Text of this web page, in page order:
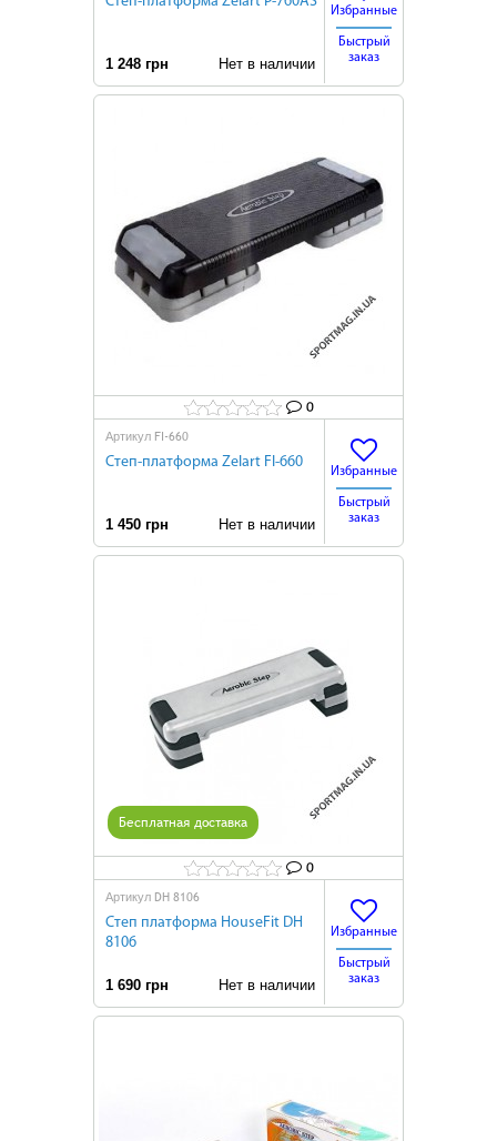
1 248 грн Нет в наличии
Избранные
Быстрый
заказ
0
Артикул FI-660
Степ-платформа Zelart FI-660
1 450 грн Нет в наличии
Избранные
Быстрый
заказ
0
Бесплатная доставка
Артикул DH 8106
Степ платформа HouseFit DH
8106
1 690 грн Нет в наличии
Избранные
Быстрый
заказ